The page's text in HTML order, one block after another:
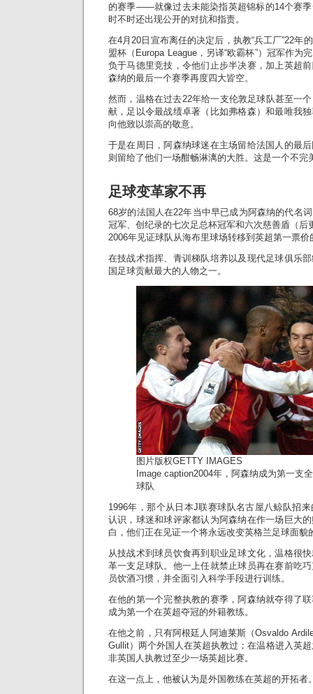
的赛季——就像过去未能染指英超锦标的14个赛
时不时还出现公开的对抗和指责。
在4月20日宣布离任的决定后，执教“兵工厂”22年
盟杯（Europa League，另译“欧霸杯”）冠军作为
负于马德里竞技，令他们止步半决赛，加上英超
森纳的最后一个赛季再度四大皆空。
然而，温格在过去22年给一支伦敦足球队甚至一
献，足以令最战绩卓著（比如弗格森）和最唯我
向他致以崇高的敬意。
于是在周日，阿森纳球迷在主场留给法国人的最
则留给了他们一场酣畅淋漓的大胜。这是一个不完
足球变革家不再
68岁的法国人在22年当中早已成为阿森纳的代名
冠军、创纪录的七次足总杯冠军和六次慈善盾（后
2006年见证球队从海布里球场转移到英超第一票价
在技战术指挥、青训梯队培养以及现代足球俱乐
国足球贡献最大的人物之一。
图片版权GETTY IMAGES
Image caption2004年，阿森纳成为第一支
球队
1996年，那个从日本J联赛球队名古屋八鲸队招
认识，球迷和球评家都认为阿森纳在作一场巨大
白，他们正在见证一个将永远改变英格兰足球面貌
从技战术到球员饮食再到职业足球文化，温格很
革一支足球队。他一上任就禁止球员再在赛前吃
员饮酒习惯，并全面引入科学手段进行训练。
在他的第一个完整执教的赛季，阿森纳就夺得了
成为第一个在英超夺冠的外籍教练。
在他之前，只有阿根廷人阿迪莱斯（Osvaldo
Gullit）两个外国人在英超执教过；在温格进入英
非英国人执教过至少一场英超比赛。
在这一点上，他被认为是外国教练在英超的开拓者